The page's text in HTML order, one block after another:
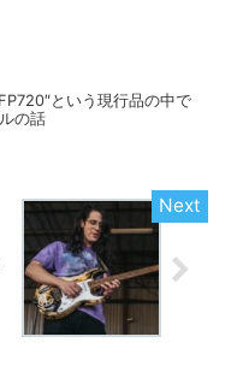
という現行品の中で
の話